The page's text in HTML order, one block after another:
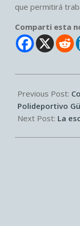
que permitirá
Comparti esta
07-
06
Previous Post:
Polideportivo
Next Post: La